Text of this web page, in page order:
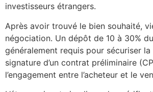
investisseurs étrangers.
Après avoir trouvé le bien souhaité,
négociation. Un dépôt de 10 à 30%
généralement requis pour sécuriser
signature d’un contrat préliminaire
l’engagement entre l’acheteur et le